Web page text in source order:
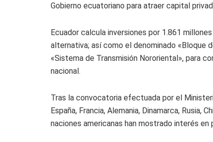
Gobierno ecuatoriano para atraer capital
Ecuador calcula inversiones por 1.861
alternativa; así como el denominado «Bloque
«Sistema de Transmisión Nororiental», para
nacional.
Tras la convocatoria efectuada por el
España, Francia, Alemania, Dinamarca, Rusia,
naciones americanas han mostrado interés